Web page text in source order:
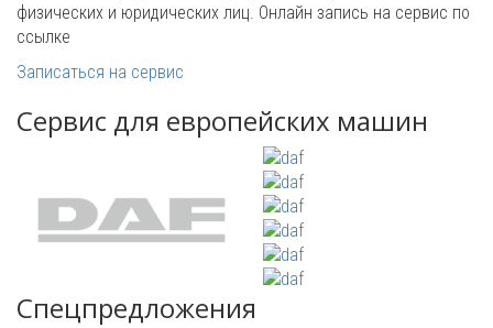
физических и юридических лиц. Онлайн запись на сервис по
ссылке
Записаться на сервис
Сервис для европейских машин
Спецпредложения